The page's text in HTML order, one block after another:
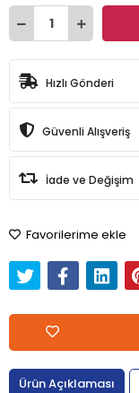
Hızlı Gönderi
Güvenli Alışveriş
İade ve Değişim
Favorilerime ekle
Ürün Açıklaması